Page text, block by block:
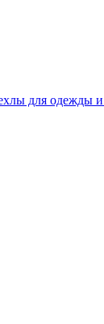
для одежды и